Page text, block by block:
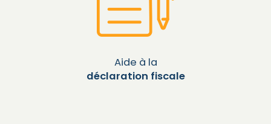
Aide à la
déclaration fiscale